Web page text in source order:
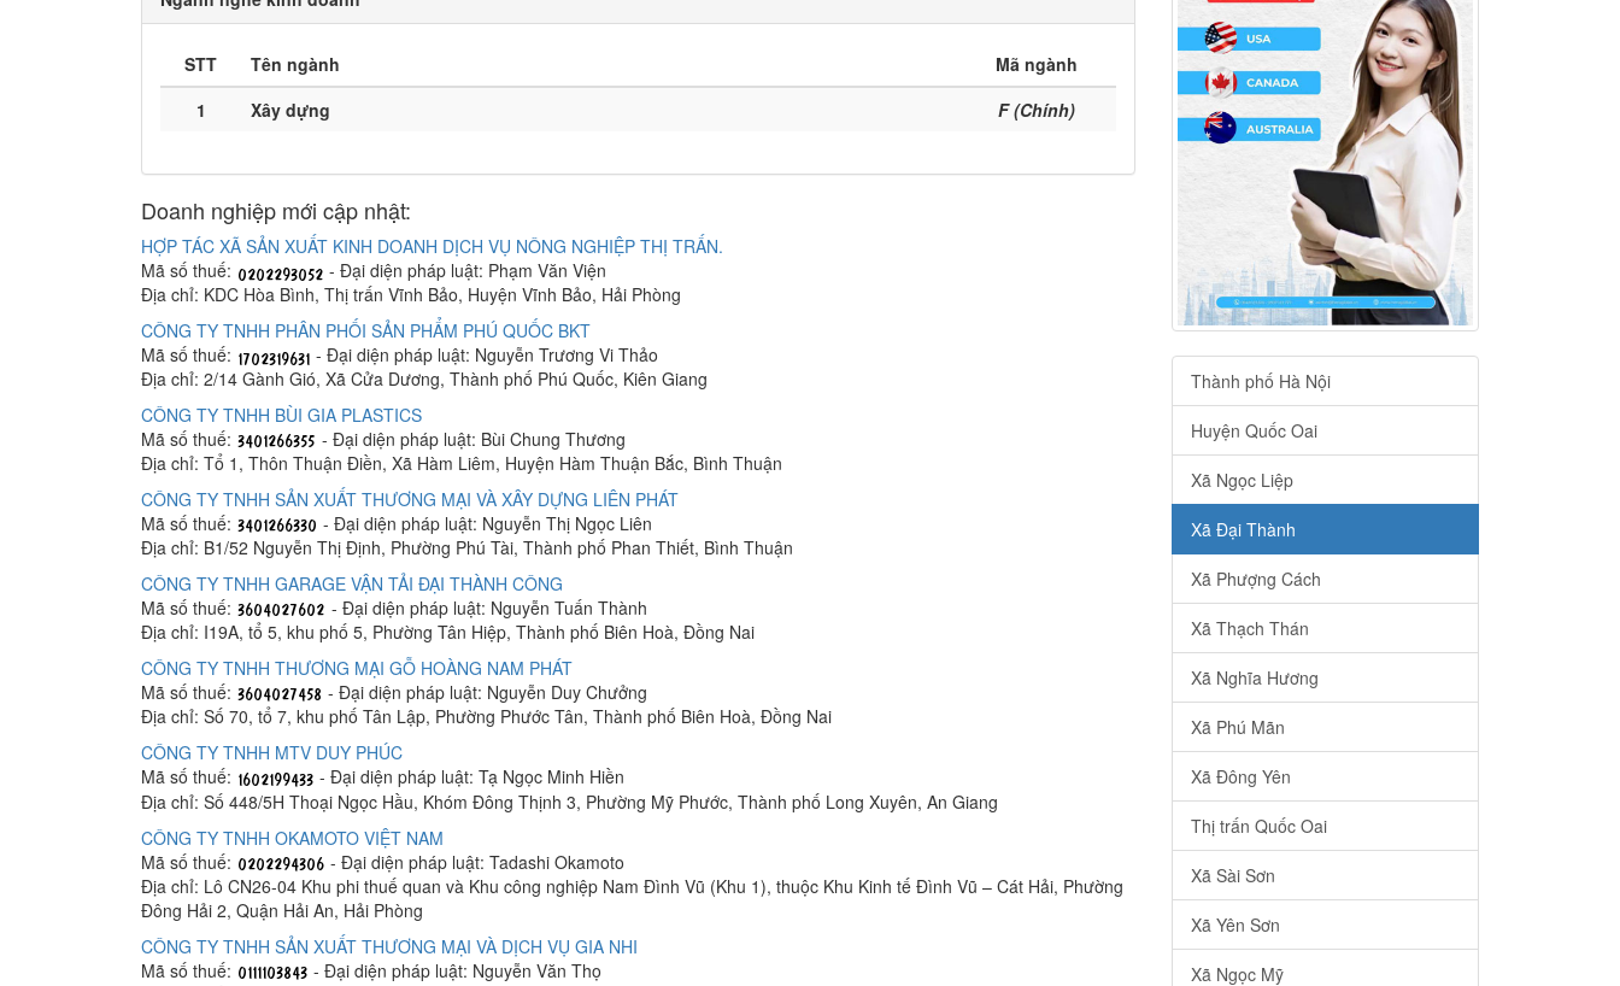
STT Tên ngành
Mã ngành
1
Xây dựng F (Chính)
Doanh nghiệp mới cập nhật:
HỢP TÁC XÃ SẢN XUẤT KINH DOANH DỊCH VỤ NÔNG NGHIỆP THỊ TRẤN.
Mã số thuế:
- Đại diện pháp luật: Phạm Văn Viện
Địa chỉ: KDC Hòa Bình, Thị trấn Vĩnh Bảo, Huyện Vĩnh Bảo, Hải Phòng
CÔNG TY TNHH PHÂN PHỐI SẢN PHẨM PHÚ QUỐC BKT
Mã số thuế:
- Đại diện pháp luật: Nguyễn Trương Vi Thảo
Địa chỉ: 2/14 Gành Gió, Xã Cửa Dương, Thành phố Phú Quốc, Kiên Giang
CÔNG TY TNHH BÙI GIA PLASTICS
Mã số thuế:
- Đại diện pháp luật: Bùi Chung Thương
Địa chỉ: Tổ 1, Thôn Thuận Điền, Xã Hàm Liêm, Huyện Hàm Thuận Bắc, Bình Thuận
CÔNG TY TNHH SẢN XUẤT THƯƠNG MẠI VÀ XÂY DỰNG LIÊN PHÁT
Mã số thuế:
- Đại diện pháp luật: Nguyễn Thị Ngọc Liên
Địa chỉ: B1/52 Nguyễn Thị Định, Phường Phú Tài, Thành phố Phan Thiết, Bình Thuận
CÔNG TY TNHH GARAGE VẬN TẢI ĐẠI THÀNH CÔNG
Mã số thuế:
- Đại diện pháp luật: Nguyễn Tuấn Thành
Địa chỉ: I19A, tổ 5, khu phố 5, Phường Tân Hiệp, Thành phố Biên Hoà, Đồng Nai
CÔNG TY TNHH THƯƠNG MẠI GỖ HOÀNG NAM PHÁT
Mã số thuế:
- Đại diện pháp luật: Nguyễn Duy Chưởng
Địa chỉ: Số 70, tổ 7, khu phố Tân Lập, Phường Phước Tân, Thành phố Biên Hoà, Đồng Nai
CÔNG TY TNHH MTV DUY PHÚC
Mã số thuế:
- Đại diện pháp luật: Tạ Ngọc Minh Hiền
Địa chỉ: Số 448/5H Thoại Ngọc Hầu, Khóm Đông Thịnh 3, Phường Mỹ Phước, Thành phố Long Xuyên, An Giang
CÔNG TY TNHH OKAMOTO VIỆT NAM
Mã số thuế:
- Đại diện pháp luật: Tadashi Okamoto
Địa chỉ: Lô CN26-04 Khu phi thuế quan và Khu công nghiệp Nam Đình Vũ (Khu 1), thuộc Khu Kinh tế Đình Vũ – Cát Hải, Phường
Đông Hải 2, Quận Hải An, Hải Phòng
CÔNG TY TNHH SẢN XUẤT THƯƠNG MẠI VÀ DỊCH VỤ GIA NHI
Mã số thuế:
- Đại diện pháp luật: Nguyễn Văn Thọ
Thành phố Hà Nội
Huyện Quốc Oai
Xã Ngọc Liệp
Xã Đại Thành
Xã Phượng Cách
Xã Thạch Thán
Xã Nghĩa Hương
Xã Phú Mãn
Xã Đông Yên
Thị trấn Quốc Oai
Xã Sài Sơn
Xã Yên Sơn
Xã Ngọc Mỹ